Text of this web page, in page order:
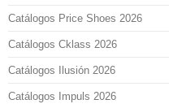
Catálogos Price Shoes 2026
Catálogos Cklass 2026
Catálogos Ilusión 2026
Catálogos Impuls 2026